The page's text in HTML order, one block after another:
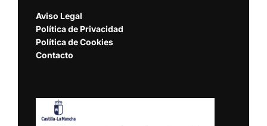
Aviso Legal
Política de Privacidad
Política de Cookies
Contacto